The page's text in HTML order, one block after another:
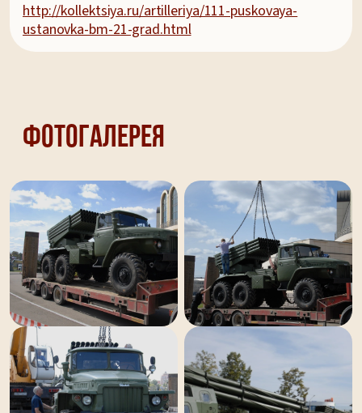
http://kollektsiya.ru/artilleriya/111-puskovaya-
ustanovka-bm-21-grad.html
Фотогалерея